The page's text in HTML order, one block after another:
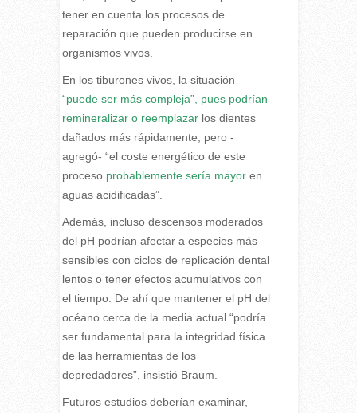
tener en cuenta los procesos de
reparación que pueden producirse en
organismos vivos.
En los tiburones vivos, la situación
“puede ser más compleja”, pues podrían
remineralizar o reemplazarlos dientes
dañados más rápidamente, pero -
agregó- “el coste energético de este
proceso probablemente sería mayoren
aguas acidificadas”.
Además, incluso descensos moderados
del pH podrían afectar a especies más
sensibles con ciclos de replicación dental
lentos o tener efectos acumulativos con
el tiempo. De ahí que mantener el pH del
océano cerca de la media actual “podría
ser fundamental para la integridad física
de las herramientas de los
depredadores”, insistió Braum.
Futuros estudios deberían examinar,